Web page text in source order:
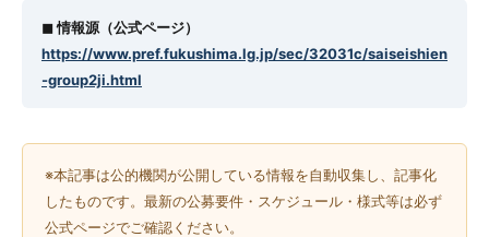
◼︎ 情報源（公式ページ）
https://www.pref.fukushima.lg.jp/sec/32031c/saiseishien
-group2ji.html
※本記事は公的機関が公開している情報を自動収集し、記事化
したものです。最新の公募要件・スケジュール・様式等は必ず
公式ページでご確認ください。